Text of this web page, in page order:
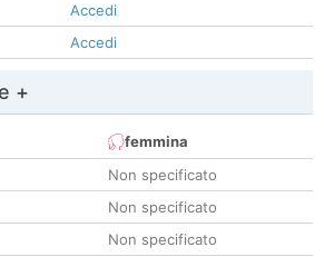
Accedi
Accedi
+
femmina
Non specificato
Non specificato
Non specificato